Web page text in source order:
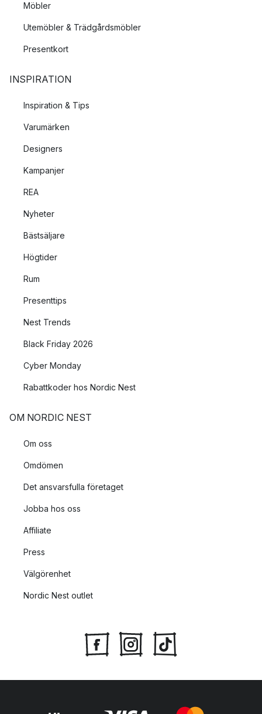
Möbler
Utemöbler & Trädgårdsmöbler
Presentkort
INSPIRATION
Inspiration & Tips
Varumärken
Designers
Kampanjer
REA
Nyheter
Bästsäljare
Högtider
Rum
Presenttips
Nest Trends
Black Friday 2026
Cyber Monday
Rabattkoder hos Nordic Nest
OM NORDIC NEST
Om oss
Omdömen
Det ansvarsfulla företaget
Jobba hos oss
Affiliate
Press
Välgörenhet
Nordic Nest outlet